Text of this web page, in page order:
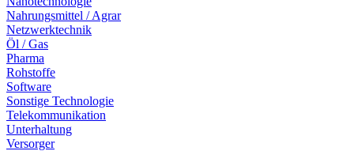
Nahrungsmittel / Agrar
Netzwerktechnik
Öl / Gas
Pharma
Rohstoffe
Software
Sonstige Technologie
Telekommunikation
Unterhaltung
Versorger